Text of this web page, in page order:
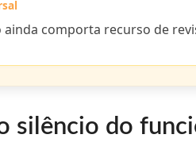
ainda comporta recurso de
silêncio do